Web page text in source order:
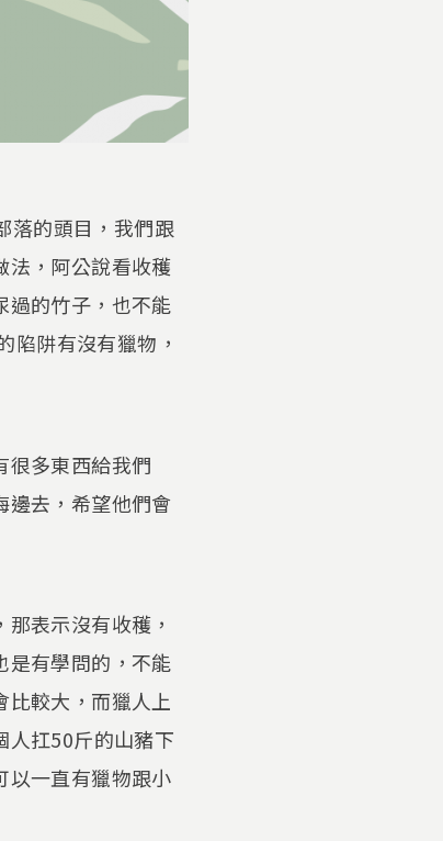
落的頭目，我們跟
法，阿公說看收穫
過的竹子，也不能
陷阱有沒有獵物，
很多東西給我們
邊去，希望他們會
表示沒有收穫，
是有學問的，不能
較大，而獵人上
人扛50斤的山豬下
以一直有獵物跟小